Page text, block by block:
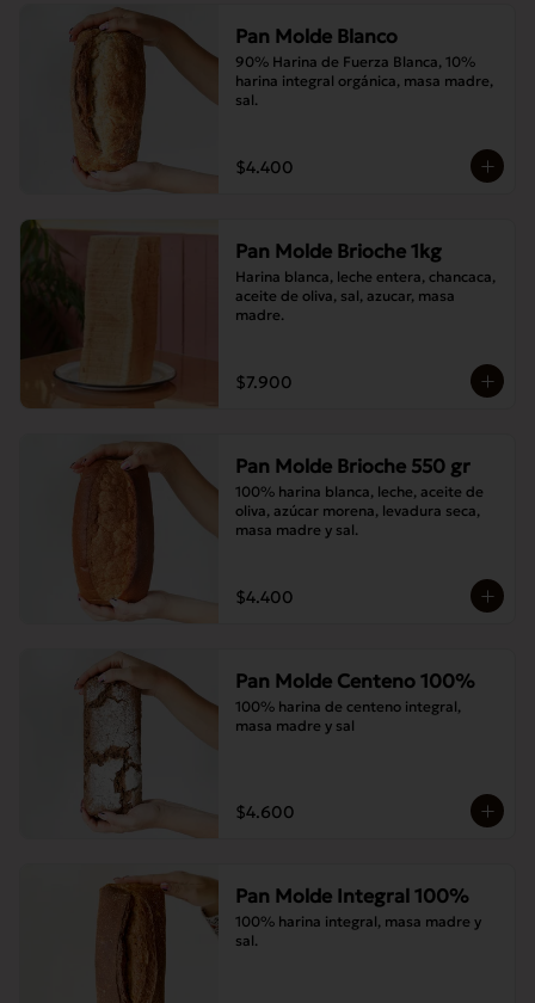
Pan Molde Blanco
90% Harina de Fuerza Blanca, 10%
harina integral orgánica, masa madre,
sal.
$4.400
Pan Molde Brioche 1kg
Harina blanca, leche entera, chancaca,
aceite de oliva, sal, azucar, masa
madre.
$7.900
Pan Molde Brioche 550 gr
100% harina blanca, leche, aceite de
oliva, azúcar morena, levadura seca,
masa madre y sal.
$4.400
Pan Molde Centeno 100%
100% harina de centeno integral,
masa madre y sal
$4.600
Pan Molde Integral 100%
100% harina integral, masa madre y
sal.